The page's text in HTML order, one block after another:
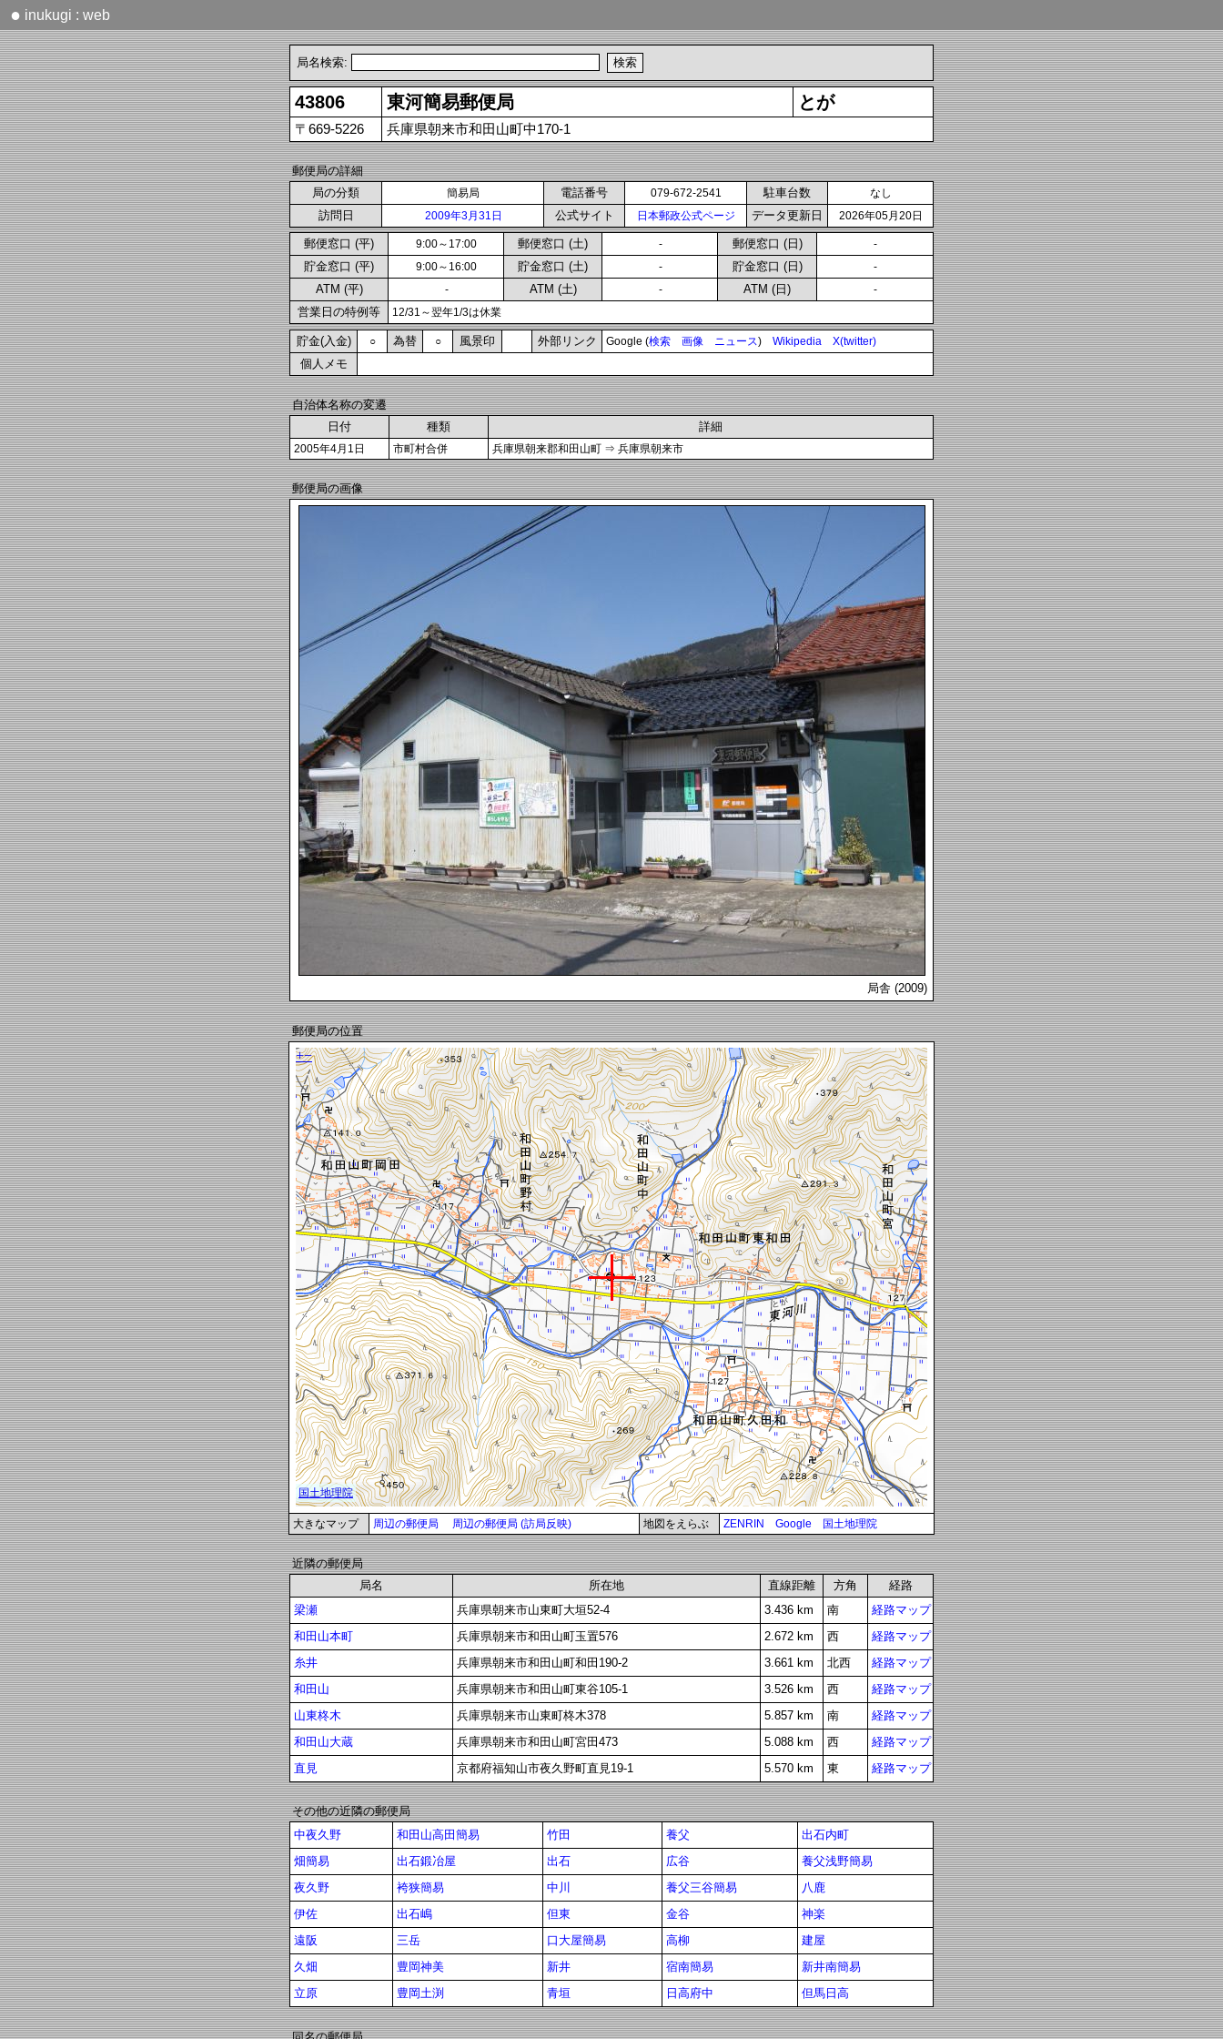
● inukugi : web
局名検索:
43806 東河簡易郵便局 とが
〒669-5226 兵庫県朝来市和田山町中170-1
郵便局の詳細
局の分類
簡易局 電話番号 079-672-2541 駐車台数 なし
訪問日 2009年3月31日 公式サイト 日本郵政公式ページ データ更新日 2026年05月20日
郵便窓口 (平) 9:00～17:00 郵便窓口 (土) - 郵便窓口 (日) -
貯金窓口 (平) 9:00～16:00 貯金窓口 (土) - 貯金窓口 (日) -
ATM (平) - ATM (土) - ATM (日) -
営業日の特例等 12/31～翌年1/3は休業
貯金(入金) ○ 為替 ○ 風景印 外部リンク Google (検索 画像 ニュース) Wikipedia X(twitter)
個人メモ
自治体名称の変遷
日付
種類 詳細
2005年4月1日 市町村合併 兵庫県朝来郡和田山町 ⇒ 兵庫県朝来市
郵便局の画像
局舎 (2009)
郵便局の位置
大きなマップ 周辺の郵便局 周辺の郵便局 (訪局反映) 地図をえらぶ ZENRIN Google 国土地理院
近隣の郵便局
局名
所在地 直線距離 方角
経路
梁瀬
兵庫県朝来市山東町大垣52-4 3.436 km 南
経路マップ
和田山本町
兵庫県朝来市和田山町玉置576 2.672 km 西
経路マップ
糸井
兵庫県朝来市和田山町和田190-2 3.661 km 北西
経路マップ
和田山
兵庫県朝来市和田山町東谷105-1 3.526 km 西
経路マップ
山東柊木
兵庫県朝来市山東町柊木378 5.857 km 南
経路マップ
和田山大蔵
兵庫県朝来市和田山町宮田473 5.088 km 西
経路マップ
直見
京都府福知山市夜久野町直見19-1 5.570 km 東 経路マップ
その他の近隣の郵便局
中夜久野
和田山高田簡易 竹田 養父
出石内町
畑簡易
出石鍛冶屋 出石 広谷
養父浅野簡易
夜久野
袴狭簡易 中川 養父三谷簡易
八鹿
伊佐
出石嶋 但東 金谷
神楽
遠阪
三岳 口大屋簡易 高柳
建屋
久畑
豊岡神美 新井 宿南簡易
新井南簡易
立原
豊岡土渕 青垣 日高府中 但馬日高